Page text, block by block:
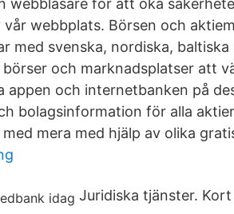
webbläsare för att öka
vår webbplats. Börsen och
med svenska, nordiska,
och marknadsplatser att
appen och internetbanken på
bolagsinformation för alla
mera med hjälp av olika
Juridiska tjänster.